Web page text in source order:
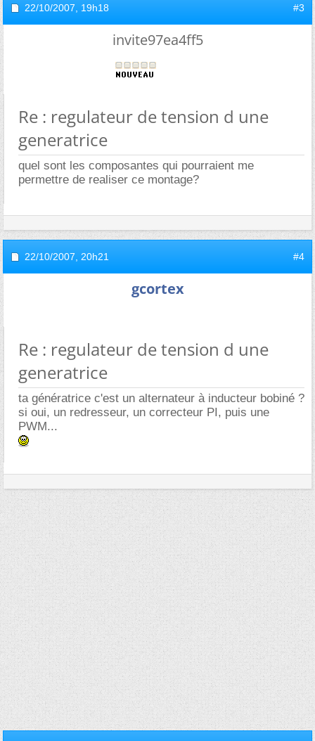
22/10/2007, 19h18 #3
invite97ea4ff5
Re : regulateur de tension d une
generatrice
quel sont les composantes qui pourraient me
permettre de realiser ce montage?
22/10/2007, 20h21 #4
gcortex
Re : regulateur de tension d une
generatrice
ta génératrice c'est un alternateur à inducteur bobiné ?
si oui, un redresseur, un correcteur PI, puis une
PWM...